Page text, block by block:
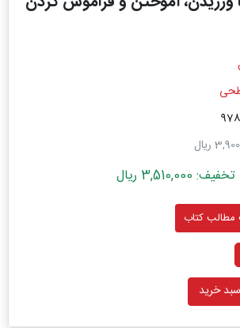
ریال
ریال
کتاب
خرید